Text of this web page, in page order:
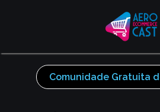
Comunidade Gratuita